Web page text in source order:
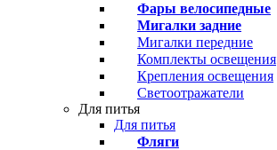
Фары велосипедные
Мигалки задние
Мигалки передние
Комплекты освещения
Крепления освещения
Светоотражатели
Для питья
Для питья
Фляги